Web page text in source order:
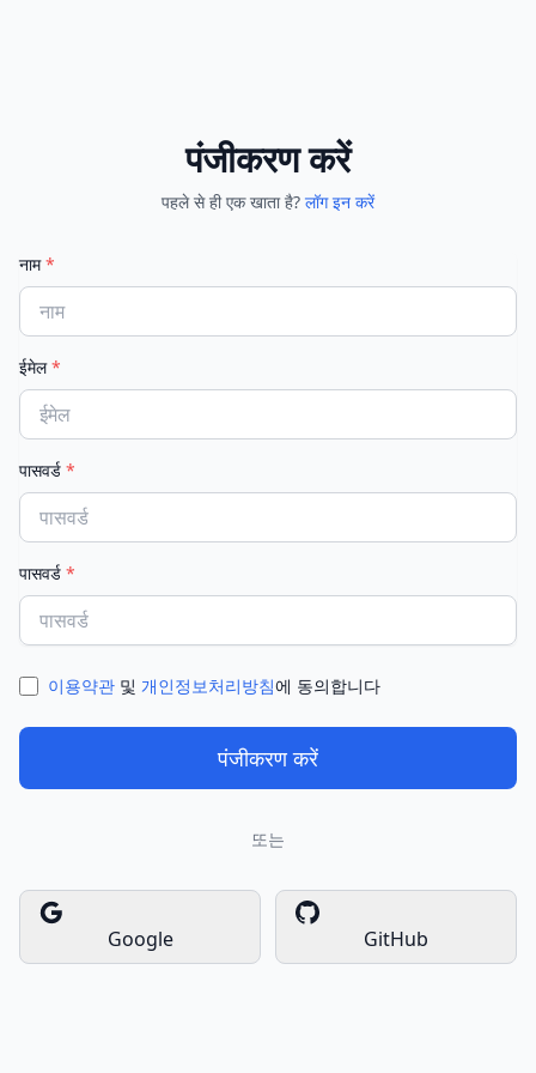
पंजीकरण करें
पहले से ही एक खाता है? लॉग इन करें
नाम*
ईमेल*
पासवर्ड *
पासवर्ड *
이용약관 및 개인정보처리방침에 동의합니다
पंजीकरण करें
또는
Google GitHub